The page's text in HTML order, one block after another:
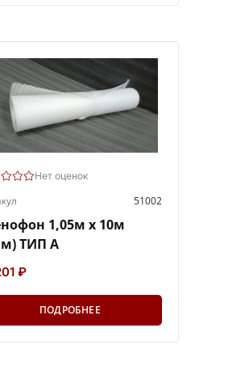
Нет оценок
51002
1,05м х 10м
ТИП А
₽
ПОДРОБНЕЕ